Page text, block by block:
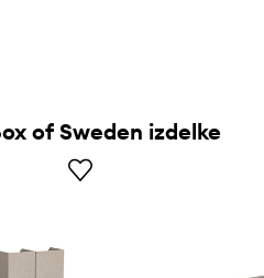
of Sweden izdelke